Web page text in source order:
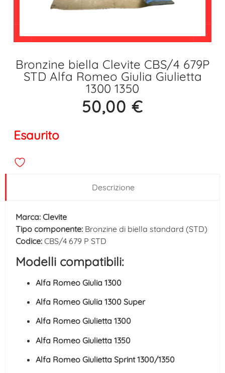
Bronzine biella Clevite CBS/4 679P
STD Alfa Romeo Giulia Giulietta
1300 1350
50,00 €
Esaurito
Descrizione
Marca: Clevite
Tipo componente: Bronzine di biella standard (STD)
Codice: CBS/4 679 P STD
Modelli compatibili:
Alfa Romeo Giulia 1300
Alfa Romeo Giulia 1300 Super
Alfa Romeo Giulietta 1300
Alfa Romeo Giulietta 1350
Alfa Romeo Giulietta Sprint 1300/1350